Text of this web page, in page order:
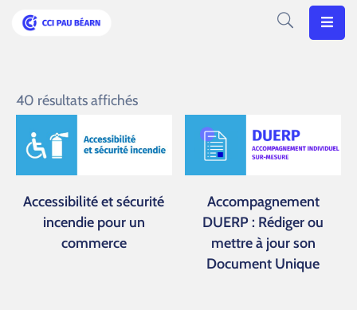
Besoins
Articles
Agenda
40 résultats affichés
Accessibilité et sécurité
incendie pour un
commerce
Accompagnement
DUERP : Rédiger ou
mettre à jour son
Document Unique